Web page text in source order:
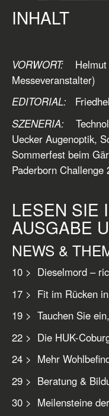
INHALT
VORWORT:
Messeveranstalter)
EDITORIAL:
SZENERIA:
Uecker Augenoptik,
Sommerfest beim
Paderborn Challenge
LESEN SIE
AUSGABE
NEWS &
10 > Dieselmord –
17 > Fit im Rücken
19 > Tauchen Sie
22 > Die HUK-
24 > Mehr
29 > Beratung &
30 > Meilensteine